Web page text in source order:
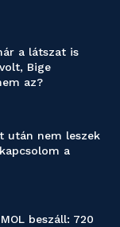
a látszat is
Bige
az?
után nem leszek
a
beszáll: 720